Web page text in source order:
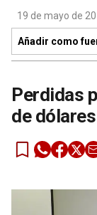
19 de mayo de
Añadir como
Perdidas
de